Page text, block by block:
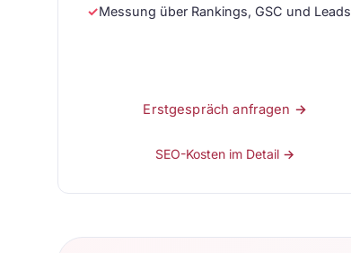
✓Messung über Rankings, GSC und Leads
Erstgespräch anfragen →
SEO-Kosten im Detail →